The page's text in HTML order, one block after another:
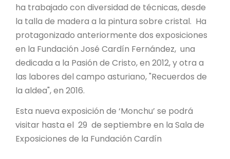
ha trabajado con diversidad de técnicas, desde
la talla de madera a la pintura sobre cristal. Ha
protagonizado anteriormente dos exposiciones
en la Fundación José Cardín Fernández, una
dedicada a la Pasión de Cristo, en 2012, y otra a
las labores del campo asturiano, "Recuerdos de
la aldea", en 2016.
Esta nueva exposición de ‘Monchu’ se podrá
visitar hasta el 29 de septiembre en la Sala de
Exposiciones de la Fundación Cardín